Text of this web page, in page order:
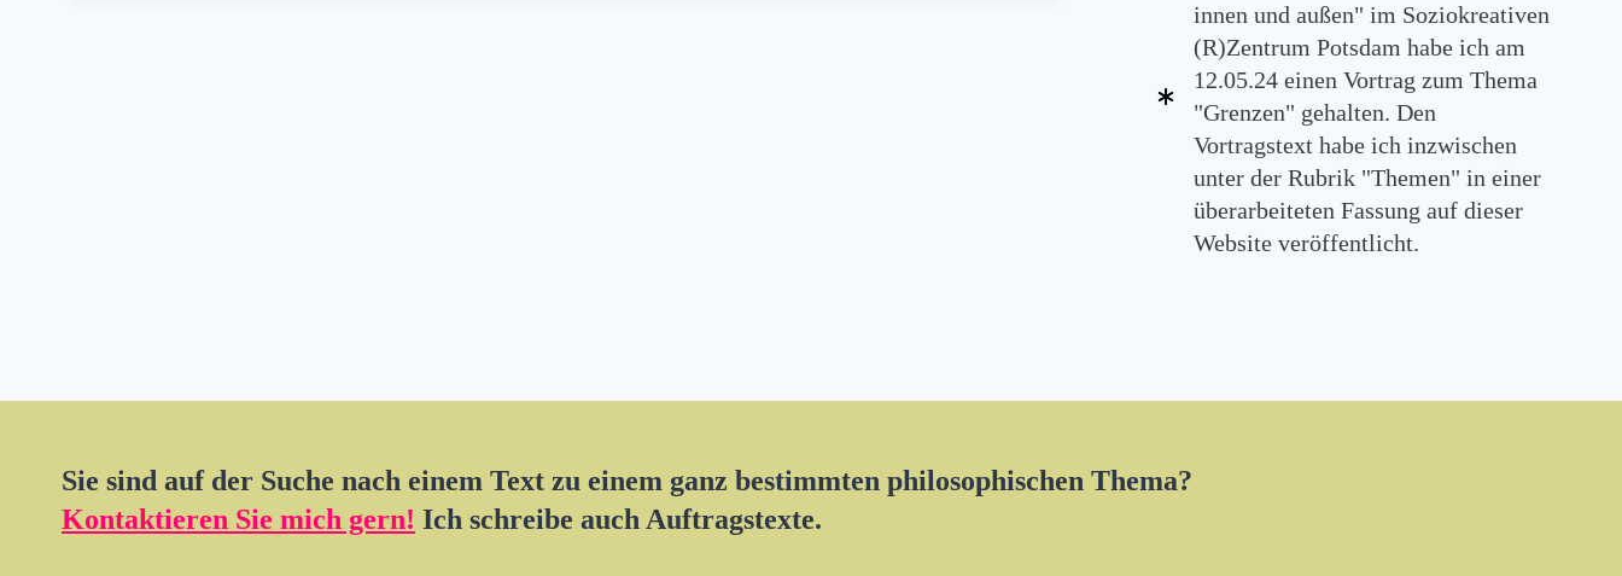
innen und außen" im Soziokreativen
(R)Zentrum Potsdam habe ich am
12.05.24 einen Vortrag zum Thema
"Grenzen" gehalten. Den
Vortragstext habe ich inzwischen
unter der Rubrik "Themen" in einer
überarbeiteten Fassung auf dieser
Website veröffentlicht.
Sie sind auf der Suche nach einem Text zu einem ganz bestimmten philosophischen Thema?
Kontaktieren Sie mich gern! Ich schreibe auch Auftragstexte.